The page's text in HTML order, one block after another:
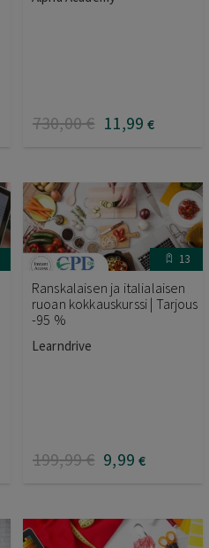
730,00€ 11,99 €
13
Ranskalaisen ja italialaisen
ruoan kokkauskurssi | Tarjous
-95 %
Learndrive
199,99€ 9,99 €